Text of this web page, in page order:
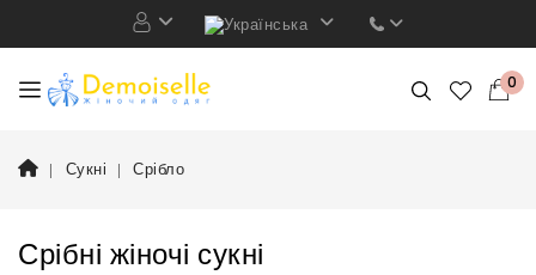
0
Сукні Срібло
Срібні жіночі сукні